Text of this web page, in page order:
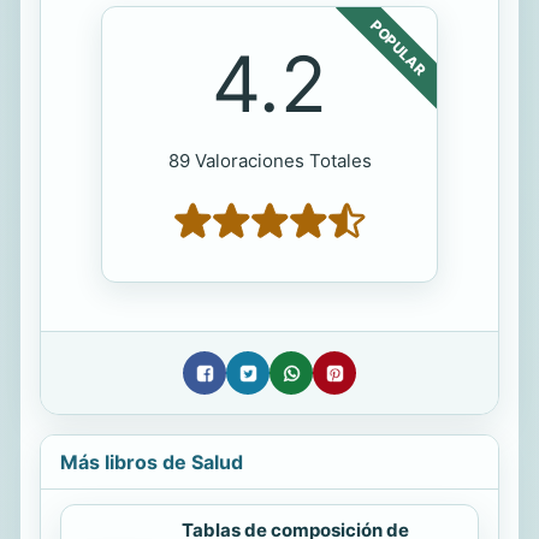
POPULAR
4.2
89 Valoraciones Totales
Más libros de Salud
Tablas de composición de